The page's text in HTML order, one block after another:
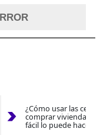
¿Cómo usar las
comprar vivienda
fácil lo puede hacer